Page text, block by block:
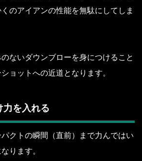
のアイアンの性能を無駄にしてしま
ないダウンブローを身につけること
ョットへの近道となります。
力を入れる
クトの瞬間（直前）まで力んではい
ります。